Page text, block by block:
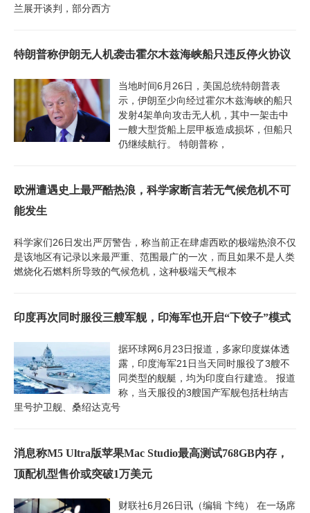
兰展开谈判，部分西方
特朗普称伊朗无人机袭击霍尔木兹海峡船只违反停火协议
当地时间6月26日，美国总统特朗普表
示，伊朗至少向经过霍尔木兹海峡的船只
发射4架单向攻击无人机，其中一架击中
一艘大型货船上层甲板造成损坏，但船只
仍继续航行。 特朗普称，
欧洲遭遇史上最严酷热浪，科学家断言若无气候危机不可
能发生
科学家们26日发出严厉警告，称当前正在肆虐西欧的极端热浪不仅
是该地区有记录以来最严重、范围最广的一次，而且如果不是人类
燃烧化石燃料所导致的气候危机，这种极端天气根本
印度再次同时服役三艘军舰，印海军也开启“下饺子”模式
据环球网6月23日报道，多家印度媒体透
露，印度海军21日当天同时服役了3艘不
同类型的舰艇，均为印度自行建造。 报道
称，当天服役的3艘国产军舰包括杜纳吉
里号护卫舰、桑绍达克号
消息称M5 Ultra版苹果Mac Studio最高测试768GB内存，
顶配机型售价或突破1万美元
财联社6月26日讯（编辑 卞纯） 在一场席